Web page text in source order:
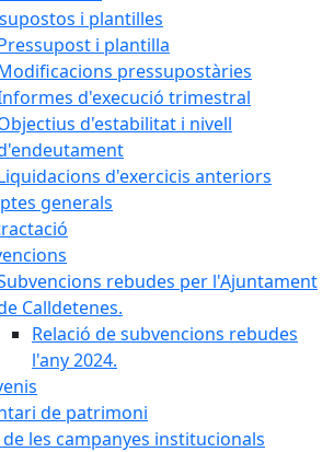
i plantilles
i plantilla
pressupostàries
d'execució trimestral
d'estabilitat i nivell
d'exercicis anteriors
generals
rebudes per l'Ajuntament
Calldetenes.
Relació de subvencions rebudes
l'any 2024.
de patrimoni
de les campanyes institucionals